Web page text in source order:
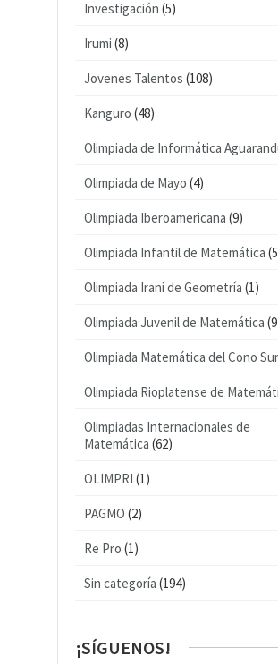
Investigación (5)
Irumi (8)
Jovenes Talentos (108)
Kanguro (48)
Olimpiada de Informática
Olimpiada de Mayo (4)
Olimpiada Iberoamericana (9)
Olimpiada Infantil de Matemática
Olimpiada Iraní de Geometría (1)
Olimpiada Juvenil de Matemática
Olimpiada Matemática del Cono Sur
Olimpiada Rioplatense de
Olimpiadas Internacionales de
Matemática (62)
OLIMPRI (1)
PAGMO (2)
Re Pro (1)
Sin categoría (194)
¡SÍGUENOS!